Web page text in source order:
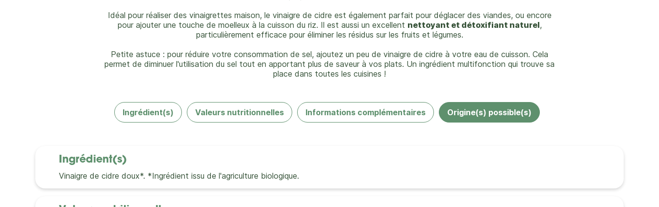
Idéal pour réaliser des vinaigrettes maison, le vinaigre de cidre est également parfait pour déglacer des viandes, ou encore
pour ajouter une touche de moelleux à la cuisson du riz. Il est aussi un excellent nettoyant et détoxifiant naturel,
particulièrement efficace pour éliminer les résidus sur les fruits et légumes.
Petite astuce : pour réduire votre consommation de sel, ajoutez un peu de vinaigre de cidre à votre eau de cuisson. Cela
permet de diminuer l'utilisation du sel tout en apportant plus de saveur à vos plats. Un ingrédient multifonction qui trouve sa
place dans toutes les cuisines !
Ingrédient(s) Valeurs nutritionnelles Informations complémentaires Origine(s) possible(s)
Ingrédient(s)
Vinaigre de cidre doux*. *Ingrédient issu de l'agriculture biologique.